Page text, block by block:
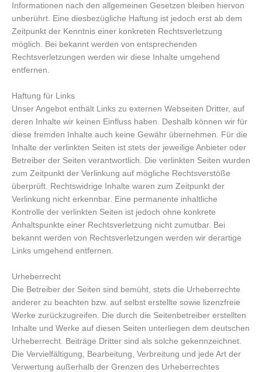
Informationen nach den allgemeinen Gesetzen bleiben hiervon
unberührt. Eine diesbezügliche Haftung ist jedoch erst ab dem
Zeitpunkt der Kenntnis einer konkreten Rechtsverletzung
möglich. Bei bekannt werden von entsprechenden
Rechtsverletzungen werden wir diese Inhalte umgehend
entfernen.
Haftung für Links
Unser Angebot enthält Links zu externen Webseiten Dritter, auf
deren Inhalte wir keinen Einfluss haben. Deshalb können wir für
diese fremden Inhalte auch keine Gewähr übernehmen. Für die
Inhalte der verlinkten Seiten ist stets der jeweilige Anbieter oder
Betreiber der Seiten verantwortlich. Die verlinkten Seiten wurden
zum Zeitpunkt der Verlinkung auf mögliche Rechtsverstöße
überprüft. Rechtswidrige Inhalte waren zum Zeitpunkt der
Verlinkung nicht erkennbar. Eine permanente inhaltliche
Kontrolle der verlinkten Seiten ist jedoch ohne konkrete
Anhaltspunkte einer Rechtsverletzung nicht zumutbar. Bei
bekannt werden von Rechtsverletzungen werden wir derartige
Links umgehend entfernen.
Urheberrecht
Die Betreiber der Seiten sind bemüht, stets die Urheberrechte
anderer zu beachten bzw. auf selbst erstellte sowie lizenzfreie
Werke zurückzugreifen. Die durch die Seitenbetreiber erstellten
Inhalte und Werke auf diesen Seiten unterliegen dem deutschen
Urheberrecht. Beiträge Dritter sind als solche gekennzeichnet.
Die Vervielfältigung, Bearbeitung, Verbreitung und jede Art der
Verwertung außerhalb der Grenzen des Urheberrechtes